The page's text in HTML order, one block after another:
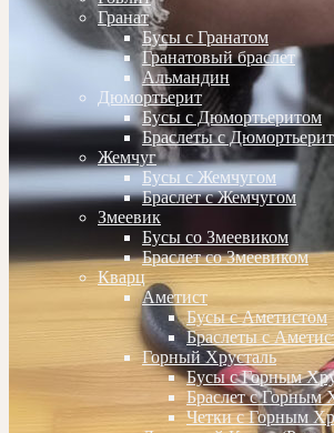
Гранат
Бусы с Гранатом
Гранатовый браслет
Альмандин
Дюмортьерит
Бусы с Дюмортьеритом
Браслеты с
Жемчуг
Бусы с Жемчугом
Браслет с Жемчугом
Змеевик
Бусы со Змеевиком
Браслет со Змеевиком
Кварц
Аметист
Бусы с Аметистом
Браслеты с
Горный Хрусталь
Бусы с Горным
Браслет с Горным
Четки с Горным